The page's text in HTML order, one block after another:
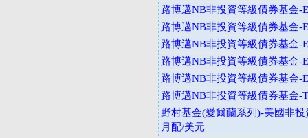
路博邁NB非投資等級債券基金-
路博邁NB非投資等級債券基金-
路博邁NB非投資等級債券基金-
路博邁NB非投資等級債券基金-
路博邁NB非投資等級債券基金-
路博邁NB非投資等級債券基金-
野村基金(愛爾蘭系列)-美國非
月配/美元